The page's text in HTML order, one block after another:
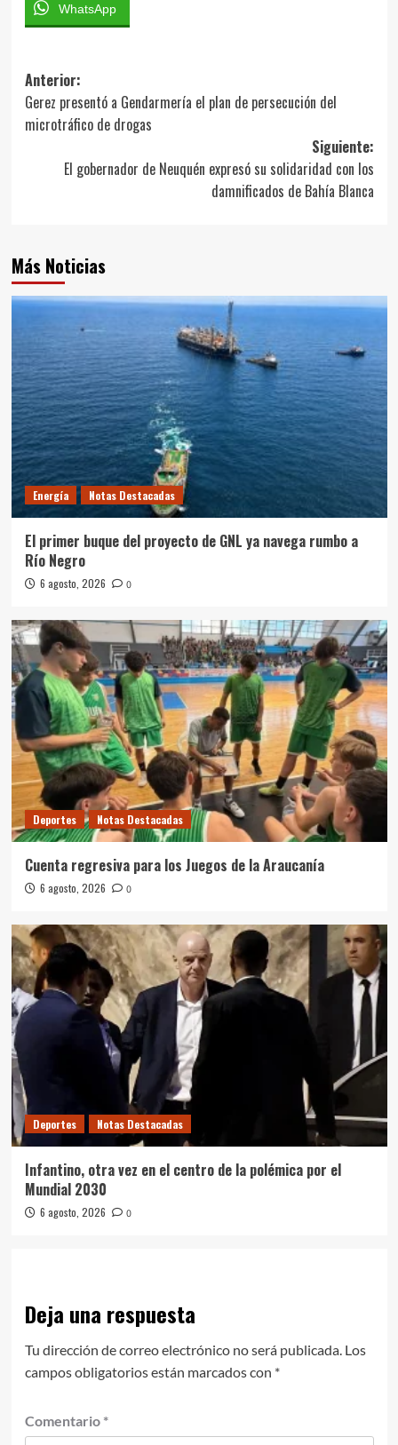
WhatsApp
Navegación
de
entradas
Anterior:
Gerez presentó a Gendarmería el plan de persecución del
microtráfico de drogas
Siguiente:
El gobernador de Neuquén expresó su solidaridad con los
damnificados de Bahía Blanca
Más Noticias
Energía Notas Destacadas
El primer buque del proyecto de GNL ya navega rumbo a
Río Negro
6 agosto, 2026 0
Deportes Notas Destacadas
Cuenta regresiva para los Juegos de la Araucanía
6 agosto, 2026 0
Deportes Notas Destacadas
Infantino, otra vez en el centro de la polémica por el
Mundial 2030
6 agosto, 2026 0
Deja una respuesta
Tu dirección de correo electrónico no será publicada. Los
campos obligatorios están marcados con *
Comentario *